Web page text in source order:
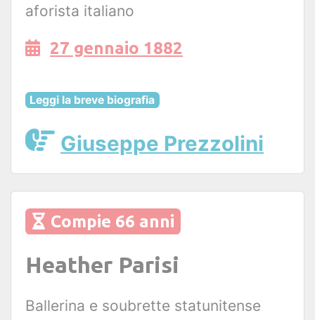
aforista italiano
27 gennaio 1882
Leggi la breve biografia
Giuseppe Prezzolini
Compie 66 anni
Heather Parisi
Ballerina e soubrette statunitense